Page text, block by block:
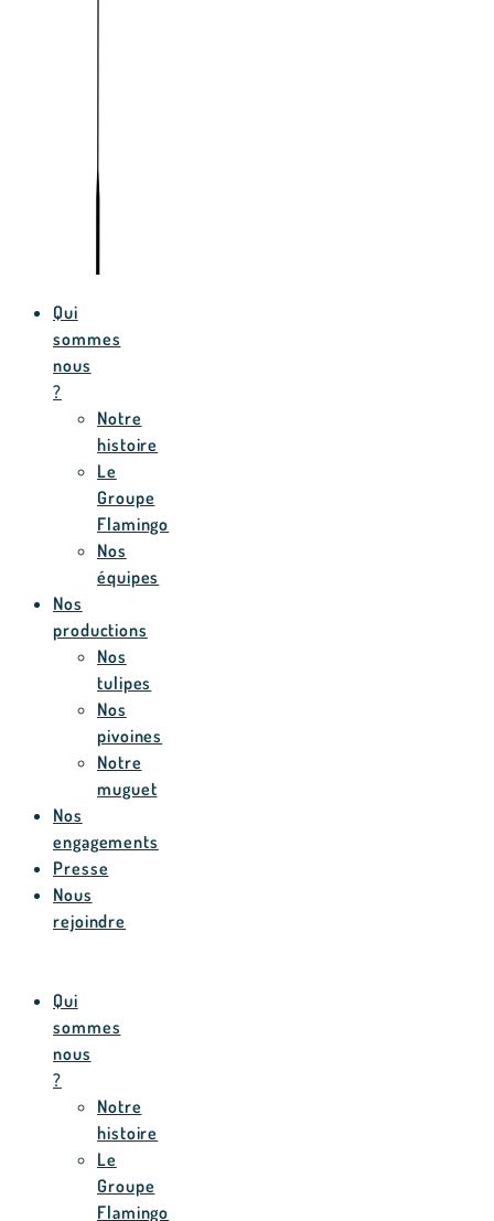
Qui
sommes
nous
?
Notre
histoire
Le
Groupe
Flamingo
Nos
équipes
Nos
productions
Nos
tulipes
Nos
pivoines
Notre
muguet
Nos
engagements
Presse
Nous
rejoindre
Qui
sommes
nous
?
Notre
histoire
Le
Groupe
Flamingo